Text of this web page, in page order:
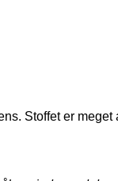
Stoffet er